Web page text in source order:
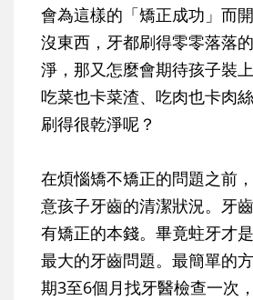
會為這樣的「矯正成功」而
沒東西，牙都刷得零零落落
淨，那又怎麼會期待孩子裝
吃菜也卡菜渣、吃肉也卡肉
刷得很乾淨呢？
在煩惱矯不矯正的問題之前
意孩子牙齒的清潔狀況。牙
有矯正的本錢。畢竟蛀牙才
最大的牙齒問題。最簡單的
期3至6個月找牙醫檢查一次